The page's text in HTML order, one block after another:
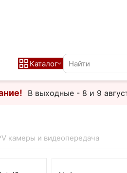
Каталог
В выходные - 8 и 9
камеры и видеопередача